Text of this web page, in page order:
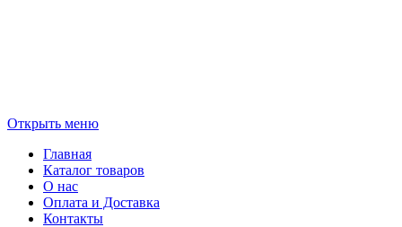
Открыть меню
Главная
Каталог товаров
О нас
Оплата и Доставка
Контакты